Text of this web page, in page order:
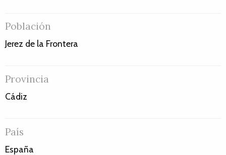
Población
Jerez de la Frontera
Provincia
Cádiz
País
España